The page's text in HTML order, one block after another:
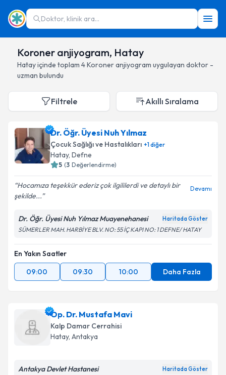
Doktor, klinik ara...
Koroner anjiyogram, Hatay
Hatayiçinde toplam 4Koroner anjiyogram uygulayan doktor -
uzman bulundu
Filtrele Akıllı Sıralama
Dr. Öğr. Üyesi Nuh Yılmaz
Çocuk Sağlığı ve Hastalıkları +1diğer
Hatay, Defne
5 (3 Değerlendirme)
Hocamıza teşekkür ederiz çok ilgililerdi ve detaylı bir
şekilde...
Devamı
Dr. Öğr. Üyesi Nuh Yılmaz Muayenehanesi Haritada Göster
SÜMERLER MAH. HARBİYE BLV. NO: 55 İÇ KAPI NO: 1 DEFNE/ HATAY
En Yakın Saatler
09:00
09:30 10:00 Daha Fazla
Op. Dr. Mustafa Mavi
Kalp Damar Cerrahisi
Hatay, Antakya
Antakya Devlet Hastanesi Haritada Göster